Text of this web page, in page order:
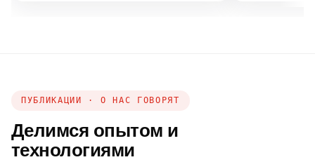
ПУБЛИКАЦИИ · О НАС ГОВОРЯТ
Делимся опытом и
технологиями